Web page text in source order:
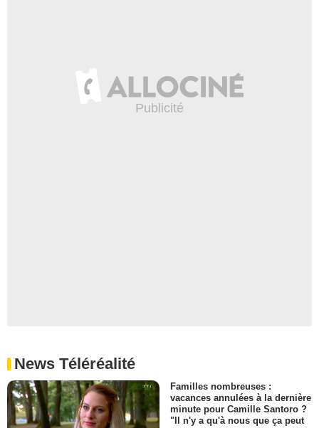
News Téléréalité
Familles nombreuses :
vacances annulées à la dernière
minute pour Camille Santoro ?
"Il n'y a qu'à nous que ça peut